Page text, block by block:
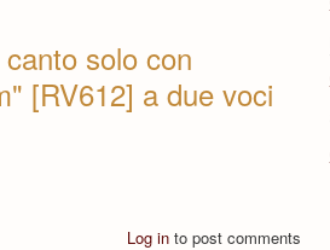
solo con
[RV612] a due voci
Log in to post comments